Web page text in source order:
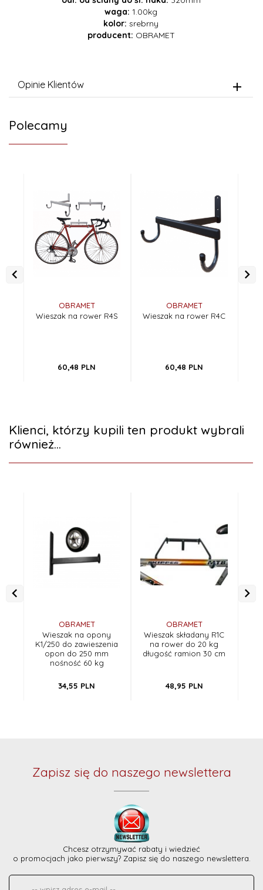
waga: 1.00kg
kolor: srebrny
producent: OBRAMET
Opinie Klientów
Polecamy
OBRAMET
Wieszak na rower R4S
60,48 PLN
OBRAMET
Wieszak na rower R4C
60,48 PLN
Klienci, którzy kupili ten produkt wybrali
również...
OBRAMET
Wieszak na opony
K1/250 do zawieszenia
opon do 250 mm
nośność 60 kg
34,55 PLN
OBRAMET
Wieszak składany R1C
na rower do 20 kg
długość ramion 30 cm
48,95 PLN
Zapisz się do naszego newslettera
Chcesz otrzymywać rabaty i wiedzieć
o promocjach jako pierwszy? Zapisz się do naszego newslettera.